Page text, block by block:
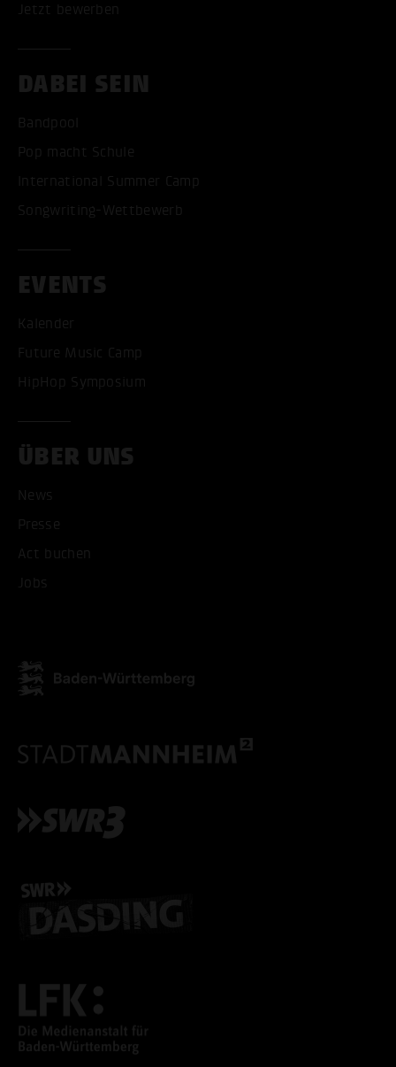
Jetzt bewerben
DABEI SEIN
Bandpool
Pop macht Schule
International Summer Camp
Songwriting-Wettbewerb
EVENTS
Kalender
Future Music Camp
HipHop Symposium
ÜBER UNS
News
Presse
Act buchen
Jobs